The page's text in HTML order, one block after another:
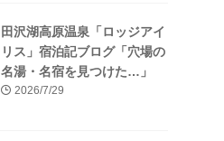
田沢湖高原温泉「ロッジアイ
リス」宿泊記ブログ「穴場の
名湯・名宿を見つけた…」
2026/7/29